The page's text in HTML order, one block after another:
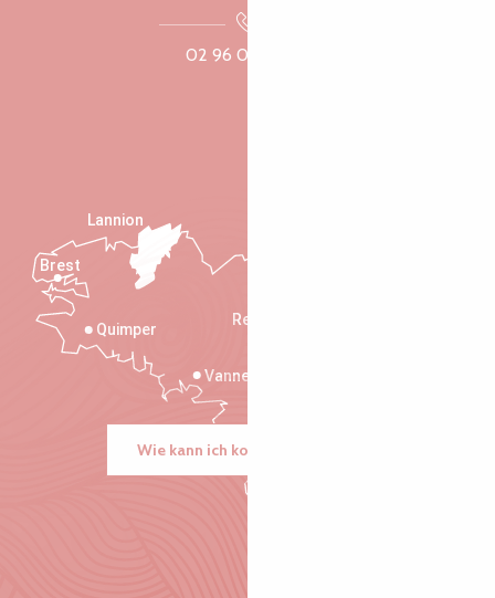
02 96 05 60 70
Rennes
Vannes
Quimper
Lannion
Brest
Wie kann ich kommen?